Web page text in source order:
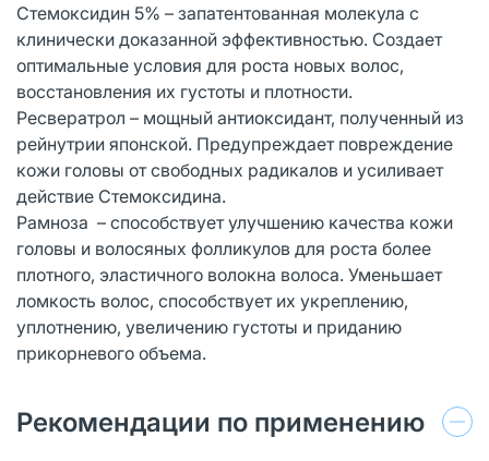
Стемоксидин 5% – запатентованная молекула с
клинически доказанной эффективностью. Создает
оптимальные условия для роста новых волос,
восстановления их густоты и плотности.
Ресвератрол – мощный антиоксидант, полученный из
рейнутрии японской. Предупреждает повреждение
кожи головы от свободных радикалов и усиливает
действие Стемоксидина.
Рамноза – способствует улучшению качества кожи
головы и волосяных фолликулов для роста более
плотного, эластичного волокна волоса. Уменьшает
ломкость волос, способствует их укреплению,
уплотнению, увеличению густоты и приданию
прикорневого объема.
Рекомендации по применению